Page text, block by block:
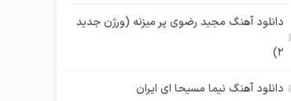
دانلود آهنگ مجید رضوی پر میزنه (ورژن جدید
2)
دانلود آهنگ نیما مسیحا ای ایران